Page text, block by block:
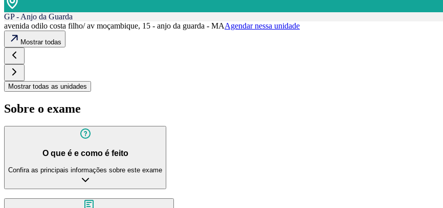
GP - Anjo da Guarda
avenida odilo costa filho/ av moçambique, 15 - anjo da guarda - MAAgendar nessa unidade
Mostrar todas
Mostrar todas as unidades
Sobre o exame
O que é e como é feito
Confira as principais informações sobre este exame